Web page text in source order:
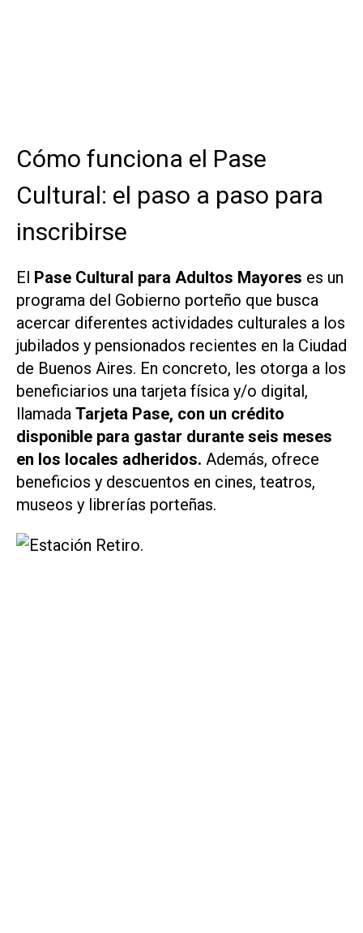
Cómo funciona el Pase
Cultural: el paso a paso para
inscribirse
El Pase Cultural para Adultos Mayores es un
programa del Gobierno porteño que busca
acercar diferentes actividades culturales a los
jubilados y pensionados recientes en la Ciudad
de Buenos Aires. En concreto, les otorga a los
beneficiarios una tarjeta física y/o digital,
llamada Tarjeta Pase, con un crédito
disponible para gastar durante seis meses
en los locales adheridos. Además, ofrece
beneficios y descuentos en cines, teatros,
museos y librerías porteñas.